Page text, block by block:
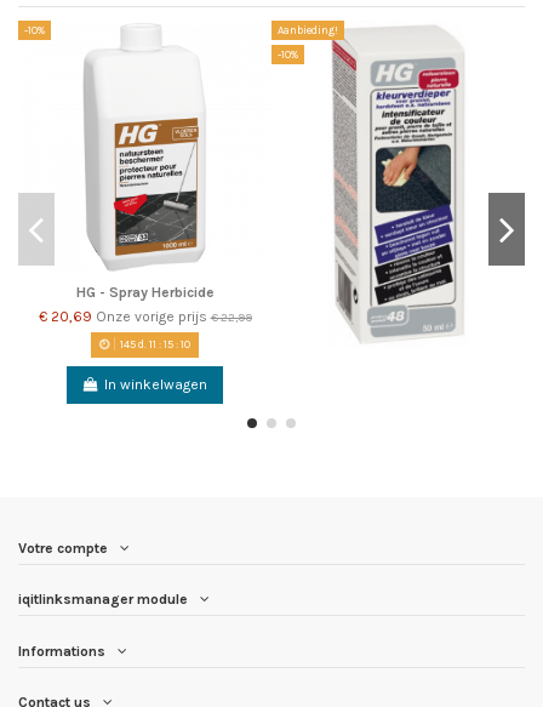
-10%
HG - Spray Herbicide
€ 20,69 Onze vorige prijs€ 22,99
145d. 11:15:09
In winkelwagen
Aanbieding!
-10%
Votre compte
iqitlinksmanager module
Informations
Contact us